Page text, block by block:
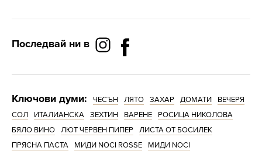
Последвай ни в
Ключови думи: ЧЕСЪН ЛЯТО ЗАХАР ДОМАТИ
ВЕЧЕРЯ
СОЛ
ИТАЛИАНСКА ЗЕХТИН ВАРЕНЕ
РОСИЦА НИКОЛОВА
БЯЛО ВИНО
ЛЮТ ЧЕРВЕН ПИПЕР
ЛИСТА ОТ БОСИЛЕК
ПРЯСНА ПАСТА
МИДИ NOCI ROSSE
МИДИ NOCI